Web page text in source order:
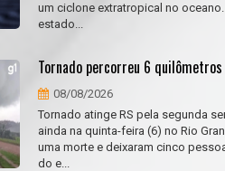
um ciclone extratropical no
estado...
Tornado percorreu 6
08/08/2026
Tornado atinge RS pela segunda
ainda na quinta-feira (6) no Rio
uma morte e deixaram cinco
do e...